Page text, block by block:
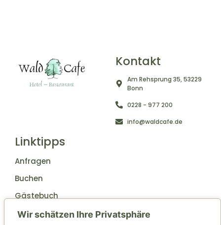
Wir schätzen Ihre Privatsphäre
Kontakt
Am Rehsprung 35, 53229
Bonn
0228 - 977 200
info@waldcafe.de
Linktipps
Anfragen
Buchen
Gästebuch
Weitere Links